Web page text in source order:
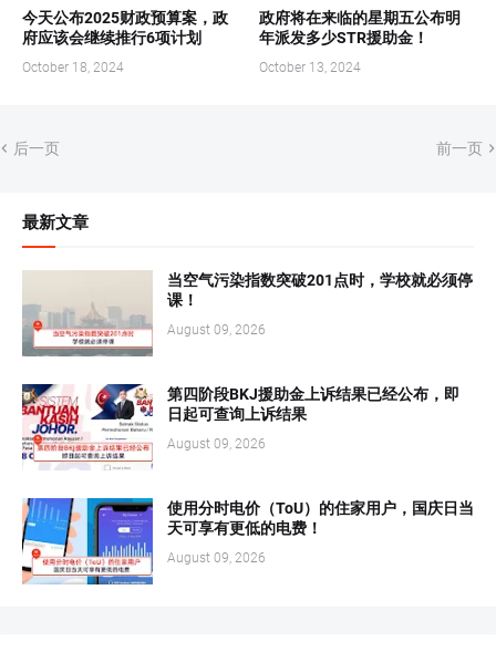
今天公布2025财政预算案，政
府应该会继续推行6项计划
October 18, 2024
政府将在来临的星期五公布明
年派发多少STR援助金！
October 13, 2024
后一页 前一页
最新文章
当空气污染指数突破201点时，学校就必须停
课！
August 09, 2026
第四阶段BKJ援助金上诉结果已经公布，即
日起可查询上诉结果
August 09, 2026
使用分时电价（ToU）的住家用户，国庆日当
天可享有更低的电费！
August 09, 2026